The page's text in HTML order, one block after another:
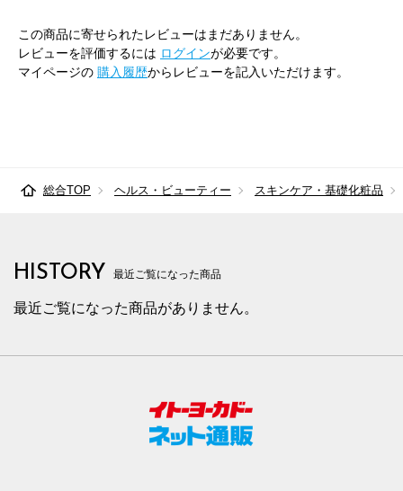
この商品に寄せられたレビューはまだありません。
レビューを評価するには ログインが必要です。
マイページの 購入履歴からレビューを記入いただけます。
総合TOP ヘルス・ビューティー スキンケア・基礎化粧品
HISTORY 最近ご覧になった商品
最近ご覧になった商品がありません。